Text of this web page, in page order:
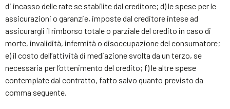
di incasso delle rate se stabilite dal creditore; d) le spese per le
assicurazioni o garanzie, imposte dal creditore intese ad
assicurargli il rimborso totale o parziale del credito in caso di
morte, invalidità, infermità o disoccupazione del consumatore;
e) il costo dell’attività di mediazione svolta da un terzo, se
necessaria per l’ottenimento del credito; f) le altre spese
contemplate dal contratto, fatto salvo quanto previsto da
comma seguente.